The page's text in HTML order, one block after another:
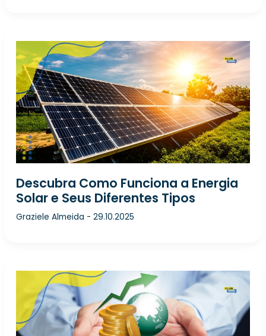
Descubra Como Funciona a Energia
Solar e Seus Diferentes Tipos
Graziele Almeida -29.10.2025